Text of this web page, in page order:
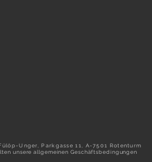
Unger, Parkgasse 11, A-7501 Rotenturm
unsere allgemeinen Geschäftsbedingungen